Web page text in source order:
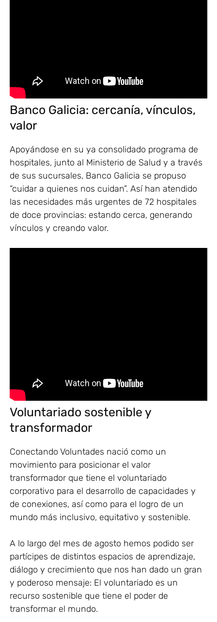
Banco Galicia: cercanía, vínculos,
valor
Apoyándose en su ya consolidado programa de
hospitales, junto al Ministerio de Salud y a través
de sus sucursales, Banco Galicia se propuso
“cuidar a quienes nos cuidan”. Así han atendido
las necesidades más urgentes de 72 hospitales
de doce provincias: estando cerca, generando
vínculos y creando valor.
Voluntariado sostenible y
transformador
Conectando Voluntades nació como un
movimiento para posicionar el valor
transformador que tiene el voluntariado
corporativo para el desarrollo de capacidades y
de conexiones, así como para el logro de un
mundo más inclusivo, equitativo y sostenible.
A lo largo del mes de agosto hemos podido ser
partícipes de distintos espacios de aprendizaje,
diálogo y crecimiento que nos han dado un gran
y poderoso mensaje: El voluntariado es un
recurso sostenible que tiene el poder de
transformar el mundo.